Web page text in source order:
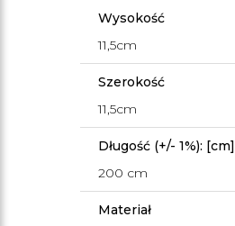
Wysokość
11,5cm
Szerokość
11,5cm
Długość (+/- 1%): [cm]
200 cm
Materiał